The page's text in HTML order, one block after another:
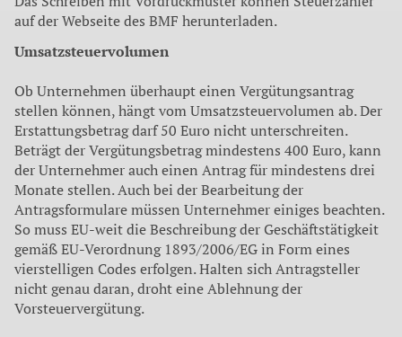
auf der Webseite des BMF herunterladen.
Umsatzsteuervolumen
Ob Unternehmen überhaupt einen Vergütungsantrag
stellen können, hängt vom Umsatzsteuervolumen ab. Der
Erstattungsbetrag darf 50 Euro nicht unterschreiten.
Beträgt der Vergütungsbetrag mindestens 400 Euro, kann
der Unternehmer auch einen Antrag für mindestens drei
Monate stellen. Auch bei der Bearbeitung der
Antragsformulare müssen Unternehmer einiges beachten.
So muss EU-weit die Beschreibung der Geschäftstätigkeit
gemäß EU-Verordnung 1893/2006/EG in Form eines
vierstelligen Codes erfolgen. Halten sich Antragsteller
nicht genau daran, droht eine Ablehnung der
Vorsteuervergütung.